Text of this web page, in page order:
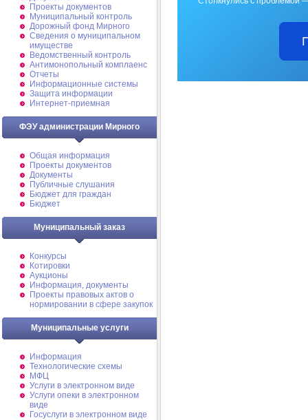
Проекты документов
Муниципальный контроль
Дорожный фонд Мирного
Cведения о муниципальном
имуществе
Ведомственный контроль
Антимонопольный комплаенс
Отчеты
Информационные системы
Защита информации
Интернет-приемная
ФЭУ администрации Мирного
Общая информация
Проекты документов
Документы
Публичные слушания
Бюджет для граждан
Бюджет
Муниципальный заказ
Конкурсы
Котировки
Аукционы
Информация, документы
Проекты правовых актов о
нормировании в сфере закупок
Муниципальные услуги
Информация
Технологические схемы
МФЦ
Услуги в электронном виде
Услуги опеки в электронном
виде
Госуслуги в электронном виде